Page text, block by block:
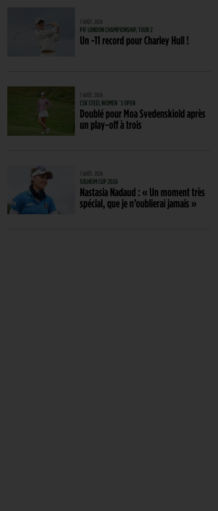
7 AOÛT. 2026
PIF LONDON CHAMPIONSHIP, TOUR 2
Un -11 record pour Charley Hull !
7 AOÛT. 2026
CSK STEEL WOMEN´S OPEN
Doublé pour Moa Svedenskiold après
un play-off à trois
7 AOÛT. 2026
SOLHEIM CUP 2026
Nastasia Nadaud : « Un moment très
spécial, que je n’oublierai jamais »